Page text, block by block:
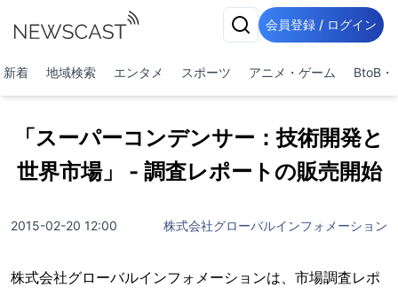
会員登録 / ログイン
新着 地域検索 エンタメ スポーツ アニメ・ゲーム BtoB・
「スーパーコンデンサー：技術開発と
世界市場」 - 調査レポートの販売開始
2015-02-20 12:00 株式会社グローバルインフォメーション
株式会社グローバルインフォメーションは、市場調査レポ